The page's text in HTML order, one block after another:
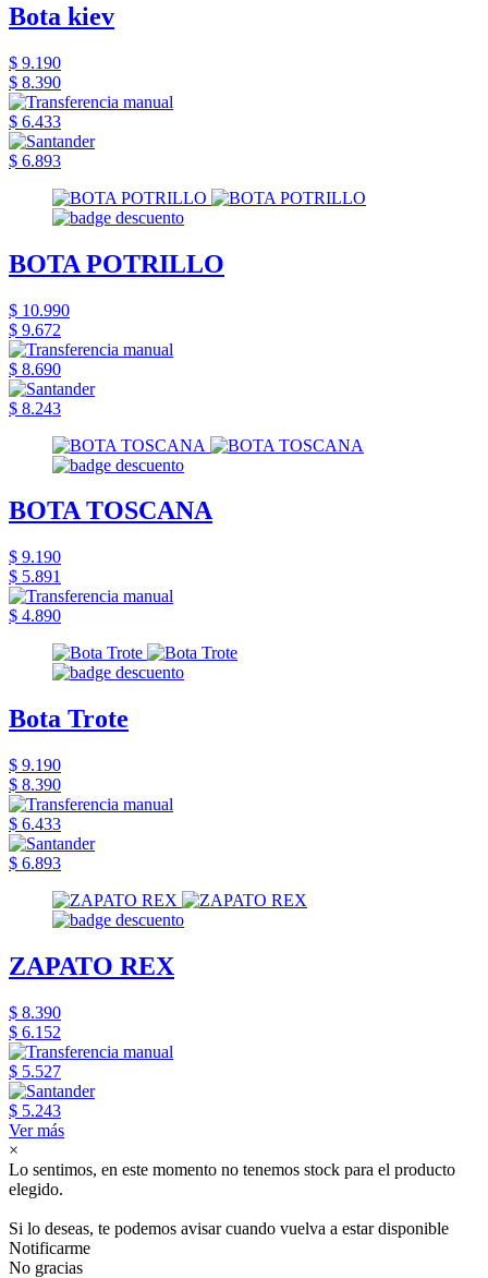
Bota kiev
$ 9.190
$ 8.390
$ 6.433
$ 6.893
BOTA POTRILLO
$ 10.990
$ 9.672
$ 8.690
$ 8.243
BOTA TOSCANA
$ 9.190
$ 5.891
$ 4.890
Bota Trote
$ 9.190
$ 8.390
$ 6.433
$ 6.893
ZAPATO REX
$ 8.390
$ 6.152
$ 5.527
$ 5.243
Ver más
×
Lo sentimos, en este momento no tenemos stock para el producto
elegido.
Si lo deseas, te podemos avisar cuando vuelva a estar disponible
Notificarme
No gracias